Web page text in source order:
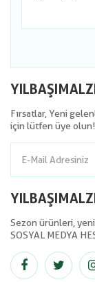
Fırsatlar, Yeni
için lütfen üye olun!
Sezon ürünleri, yeni
SOSYAL MEDYA